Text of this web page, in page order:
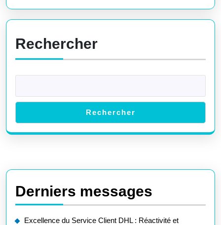
Valeur
Frais
Rechercher
Rechercher
Derniers messages
Excellence du Service Client DHL : Réactivité et